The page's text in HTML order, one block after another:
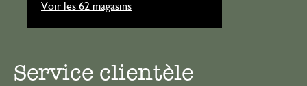
Voir les 62 magasins
Service clientèle